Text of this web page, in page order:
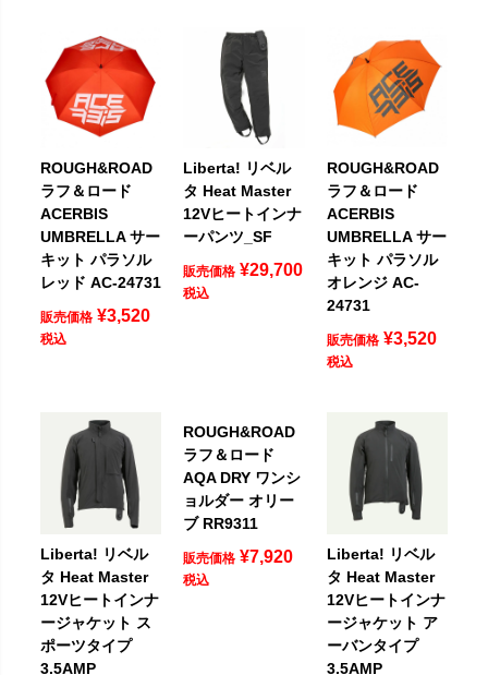
ROUGH&ROAD
ラフ＆ロード
ACERBIS
UMBRELLA サー
キット パラソル
レッド AC-24731
販売価格 ¥3,520
税込
Liberta! リベル
タ Heat Master
12Vヒートインナ
ーパンツ_SF
販売価格 ¥29,700
税込
ROUGH&ROAD
ラフ＆ロード
ACERBIS
UMBRELLA サー
キット パラソル
オレンジ AC-
24731
販売価格 ¥3,520
税込
Liberta! リベル
タ Heat Master
12Vヒートインナ
ージャケット ス
ポーツタイプ
3.5AMP
ROUGH&ROAD
ラフ＆ロード
AQA DRY ワンシ
ョルダー オリー
ブ RR9311
販売価格 ¥7,920
税込
Liberta! リベル
タ Heat Master
12Vヒートインナ
ージャケット ア
ーバンタイプ
3.5AMP